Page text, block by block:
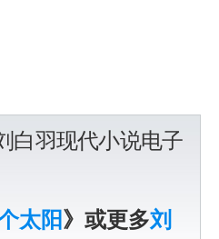
白羽现代小说电子
太阳 》或更多刘